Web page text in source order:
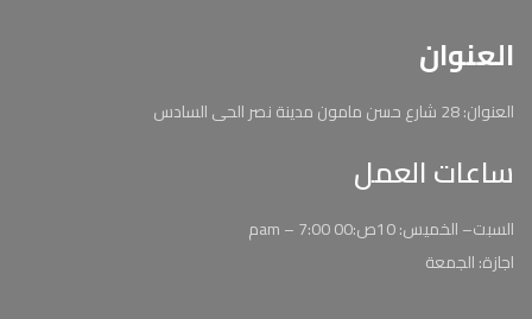
العنوان
العنوان: 28 شارع حسن مامون مدينة نصر الحى السادس
ساعات العمل
السبت– الخميس: 10ص:00 am – 7:00م
اجازة: الجمعة